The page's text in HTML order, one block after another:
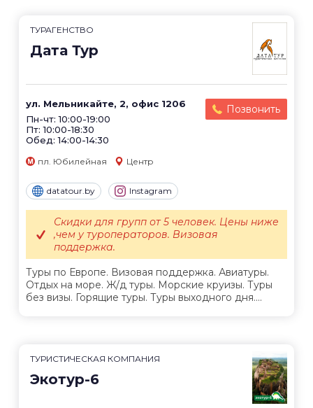
ТУРАГЕНСТВО
Дата Тур
ул. Мельникайте, 2, офис 1206
Пн-чт: 10:00-19:00
Пт: 10:00-18:30
Обед: 14:00-14:30
Позвонить
пл. Юбилейная Центр
datatour.by Instagram
Туры по Европе. Визовая поддержка. Авиатуры.
Отдых на море. Ж/д туры. Морские круизы. Туры
без визы. Горящие туры. Туры выходного дня....
Скидки для групп от 5 человек. Цены ниже
,чем у туроператоров. Визовая
поддержка.
ТУРИСТИЧЕСКАЯ КОМПАНИЯ
Экотур-6